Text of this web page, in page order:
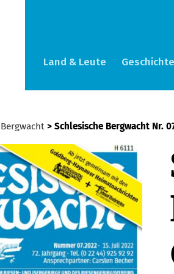
Land & Leute Geschichte
> Schlesische Bergwacht Nr.